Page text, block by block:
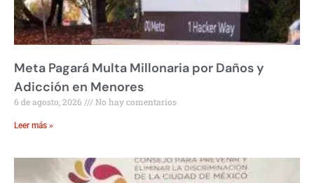
Meta Pagará Multa Millonaria por Daños y
Adicción en Menores
6 de agosto, 2026 No hay comentarios
Leer más »